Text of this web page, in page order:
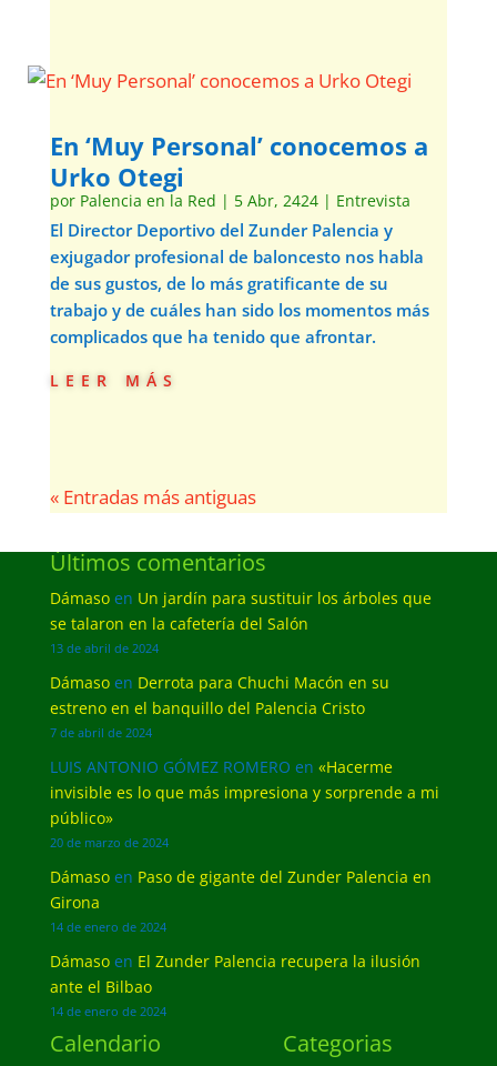
En ‘Muy Personal’ conocemos a
Urko Otegi
por Palencia en la Red | 5 Abr, 2424| Entrevista
El Director Deportivo del Zunder Palencia y
exjugador profesional de baloncesto nos habla
de sus gustos, de lo más gratificante de su
trabajo y de cuáles han sido los momentos más
complicados que ha tenido que afrontar.
leer más
« Entradas más antiguas
Últimos comentarios
Dámasoen Un jardín para sustituir los árboles que
se talaron en la cafetería del Salón
13 de abril de 2024
Dámasoen Derrota para Chuchi Macón en su
estreno en el banquillo del Palencia Cristo
7 de abril de 2024
LUIS ANTONIO GÓMEZ ROMERO en «Hacerme
invisible es lo que más impresiona y sorprende a mi
público»
20 de marzo de 2024
Dámasoen Paso de gigante del Zunder Palencia en
Girona
14 de enero de 2024
Dámasoen El Zunder Palencia recupera la ilusión
ante el Bilbao
14 de enero de 2024
Calendario Categorias